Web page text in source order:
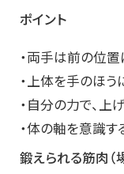
ポイント
・両手は前の位置
・上体を手のほ
・自分の力で、上
・体の軸を意識す
鍛えられる筋肉（